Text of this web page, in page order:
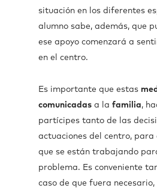
situación en los diferentes
alumno sabe, además, que
ese apoyo comenzará a
en el centro.
Es importante que estas
comunicadas a la familia,
partícipes tanto de las
actuaciones del centro, para
que se están trabajando
problema. Es conveniente
caso de que fuera necesario,